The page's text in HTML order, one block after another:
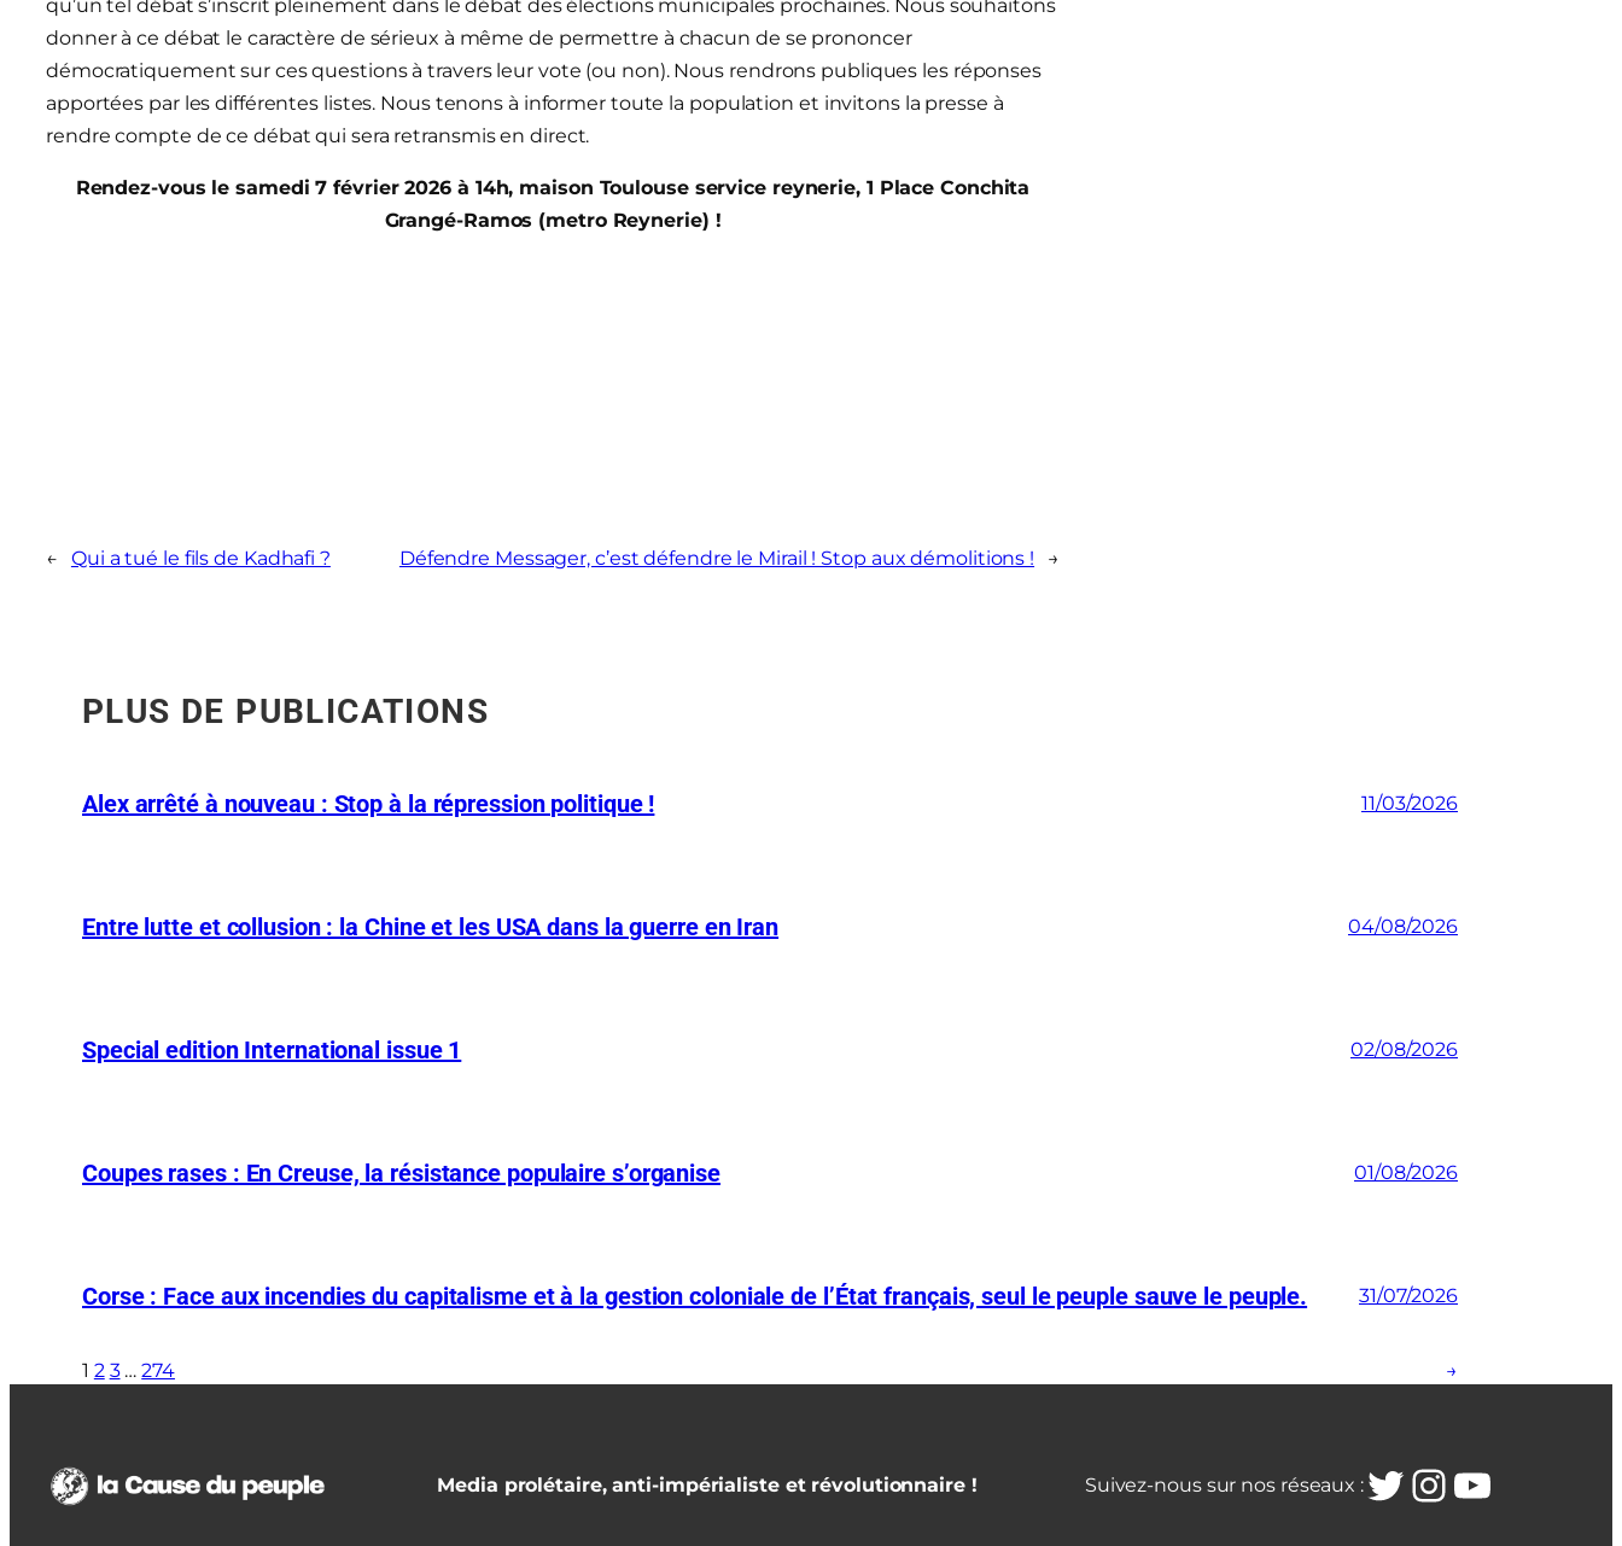
qu’un tel débat s’inscrit pleinement dans le débat des élections municipales prochaines. Nous souhaitons
donner à ce débat le caractère de sérieux à même de permettre à chacun de se prononcer
démocratiquement sur ces questions à travers leur vote (ou non). Nous rendrons publiques les réponses
apportées par les différentes listes. Nous tenons à informer toute la population et invitons la presse à
rendre compte de ce débat qui sera retransmis en direct.
Rendez-vous le samedi 7 février 2026 à 14h, maison Toulouse service reynerie, 1 Place Conchita
Grangé-Ramos (metro Reynerie) !
← Qui a tué le fils de Kadhafi ? Défendre Messager, c’est défendre le Mirail ! Stop aux démolitions ! →
PLUS DE PUBLICATIONS
Alex arrêté à nouveau : Stop à la répression politique ! 11/03/2026
Entre lutte et collusion : la Chine et les USA dans la guerre en Iran 04/08/2026
Special edition International issue 1 02/08/2026
Coupes rases : En Creuse, la résistance populaire s’organise 01/08/2026
Corse : Face aux incendies du capitalisme et à la gestion coloniale de l’État français, seul le peuple sauve le peuple. 31/07/2026
1 2 3 … 274 →
Media prolétaire, anti-impérialiste et révolutionnaire ! Suivez-nous sur nos réseaux :Twitter